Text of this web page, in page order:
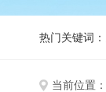
热门关键词：
当前位置：